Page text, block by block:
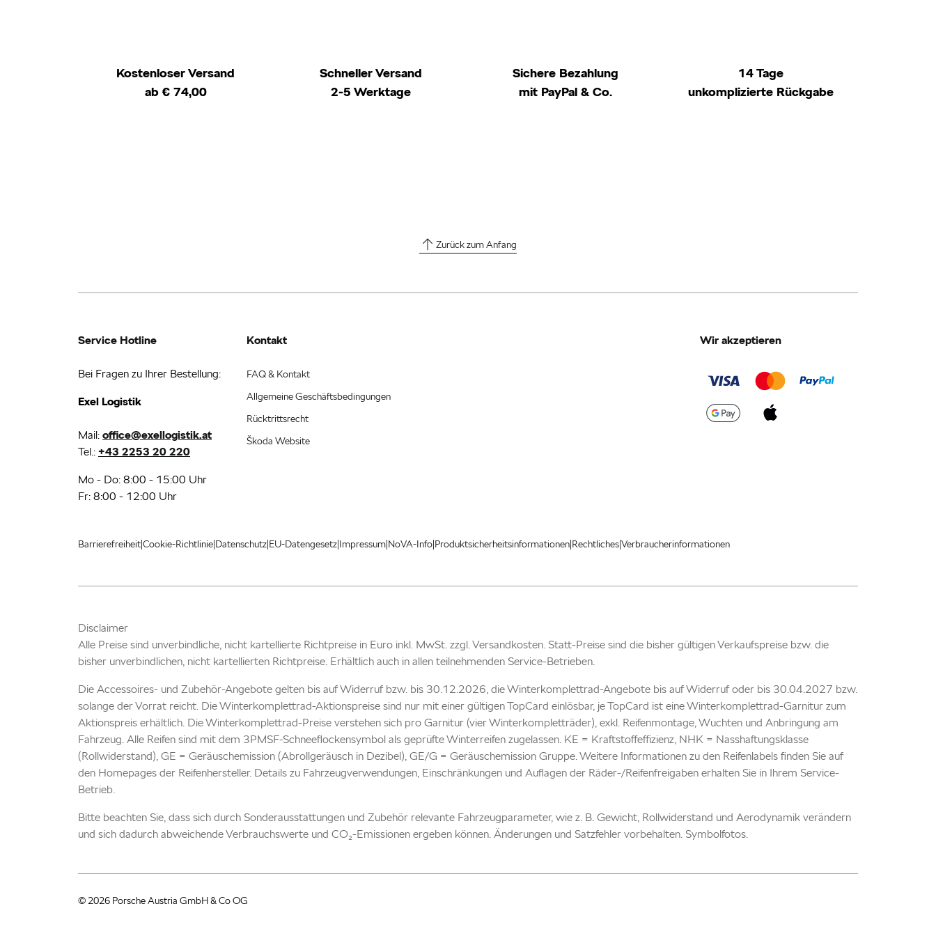
Kostenloser Versand
ab € 74,00
Schneller Versand
2-5 Werktage
Sichere Bezahlung
mit PayPal & Co.
14 Tage
unkomplizierte Rückgabe
Zurück zum Anfang
Service Hotline
Bei Fragen zu Ihrer Bestellung:
Exel Logistik
Mail: office@exellogistik.at
Tel.: +43 2253 20 220
Mo - Do: 8:00 - 15:00 Uhr
Fr: 8:00 - 12:00 Uhr
Kontakt
FAQ & Kontakt
Allgemeine Geschäftsbedingungen
Rücktrittsrecht
Škoda Website
Wir akzeptieren
Barrierefreiheit|Cookie-Richtlinie|Datenschutz|EU-Datengesetz|Impressum|NoVA-Info|Produktsicherheitsinformationen|Rechtliches|Verbraucherinformationen
Disclaimer
Alle Preise sind unverbindliche, nicht kartellierte Richtpreise in Euro inkl. MwSt. zzgl. Versandkosten. Statt-Preise sind die bisher gültigen Verkaufspreise bzw. die
bisher unverbindlichen, nicht kartellierten Richtpreise. Erhältlich auch in allen teilnehmenden Service-Betrieben.
Die Accessoires- und Zubehör-Angebote gelten bis auf Widerruf bzw. bis 30.12.2026, die Winterkomplettrad-Angebote bis auf Widerruf oder bis 30.04.2027 bzw.
solange der Vorrat reicht. Die Winterkomplettrad-Aktionspreise sind nur mit einer gültigen TopCard einlösbar, je TopCard ist eine Winterkomplettrad-Garnitur zum
Aktionspreis erhältlich. Die Winterkomplettrad-Preise verstehen sich pro Garnitur (vier Winterkompletträder), exkl. Reifenmontage, Wuchten und Anbringung am
Fahrzeug. Alle Reifen sind mit dem 3PMSF-Schneeflockensymbol als geprüfte Winterreifen zugelassen. KE = Kraftstoffeffizienz, NHK = Nasshaftungsklasse
(Rollwiderstand), GE = Geräuschemission (Abrollgeräusch in Dezibel), GE/G = Geräuschemission Gruppe. Weitere Informationen zu den Reifenlabels finden Sie auf
den Homepages der Reifenhersteller. Details zu Fahrzeugverwendungen, Einschränkungen und Auflagen der Räder-/Reifenfreigaben erhalten Sie in Ihrem Service-
Betrieb.
Bitte beachten Sie, dass sich durch Sonderausstattungen und Zubehör relevante Fahrzeugparameter, wie z. B. Gewicht, Rollwiderstand und Aerodynamik verändern
und sich dadurch abweichende Verbrauchswerte und CO₂-Emissionen ergeben können. Änderungen und Satzfehler vorbehalten. Symbolfotos.
© 2026 Porsche Austria GmbH & Co OG